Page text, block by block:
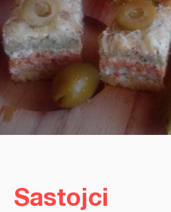
Sastojci